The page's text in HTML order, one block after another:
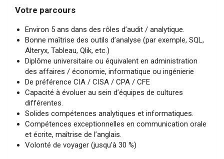
Votre parcours
Environ 5 ans dans des rôles d’audit / analytique.
Bonne maîtrise des outils d’analyse (par exemple, SQL,
Alteryx, Tableau, Qlik, etc.)
Diplôme universitaire ou équivalent en administration
des affaires / économie, informatique ou ingénierie
De préférence CIA / CISA / CPA / CFE
Capacité à évoluer au sein d’équipes de cultures
différentes.
Solides compétences analytiques et informatiques.
Compétences exceptionnelles en communication orale
et écrite, maîtrise de l’anglais.
Volonté de voyager (jusqu’à 30 %)